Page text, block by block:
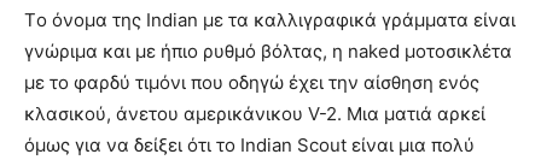
Τo όνομα της Indian με τα καλλιγραφικά γράμματα είναι
γνώριμα και με ήπιο ρυθμό βόλτας, η naked μοτοσικλέτα
με το φαρδύ τιμόνι που οδηγώ έχει την αίσθηση ενός
κλασικού, άνετου αμερικάνικου V-2. Μια ματιά αρκεί
όμως για να δείξει ότι το Indian Scout είναι μια πολύ